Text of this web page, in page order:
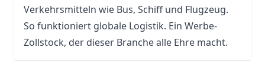
Verkehrsmitteln wie Bus, Schiff und Flugzeug.
So funktioniert globale Logistik. Ein Werbe-
Zollstock, der dieser Branchealle Ehre macht.